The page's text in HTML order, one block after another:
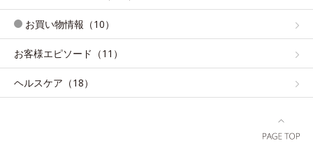
お買い物情報（10）
お客様エピソード（11）
ヘルスケア（18）